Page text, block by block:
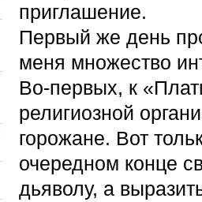
приглашение.
Первый же день
меня множество
Во-первых, к
религиозной
горожане. Вот
очередном конце
дьяволу, а